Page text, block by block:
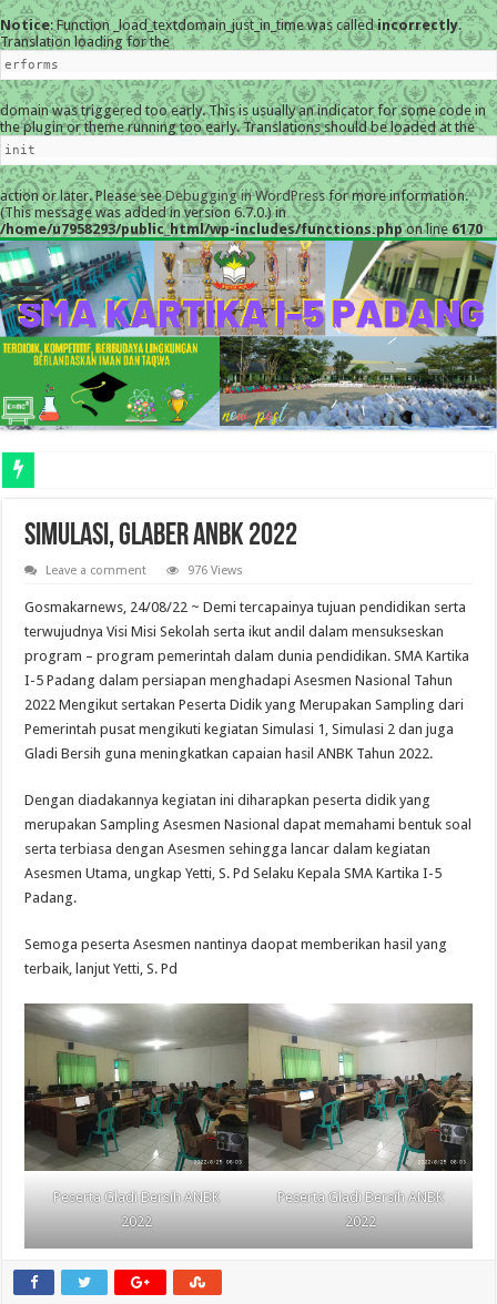
Notice: Function _load_textdomain_just_in_time was calledincorrectly.
Translation loading for the
erforms
domain was triggered too early. This is usually an indicator for some code in
the plugin or theme running too early. Translations should be loaded at the
init
action or later. Please seeDebugging in WordPressfor more information.
(This message was added in version 6.7.0.) in
/home/u7958293/public_html/wp-includes/functions.phpon line 6170
Simulasi, GLABER ANBK 2022
Leave a comment 976 Views
Gosmakarnews, 24/08/22 ~ Demi tercapainya tujuan pendidikan serta
terwujudnya Visi Misi Sekolah serta ikut andil dalam mensukseskan
program – program pemerintah dalam dunia pendidikan. SMA Kartika
I-5 Padang dalam persiapan menghadapi Asesmen Nasional Tahun
2022 Mengikut sertakan Peserta Didik yang Merupakan Sampling dari
Pemerintah pusat mengikuti kegiatan Simulasi 1, Simulasi 2 dan juga
Gladi Bersih guna meningkatkan capaian hasil ANBK Tahun 2022.
Dengan diadakannya kegiatan ini diharapkan peserta didik yang
merupakan Sampling Asesmen Nasional dapat memahami bentuk soal
serta terbiasa dengan Asesmen sehingga lancar dalam kegiatan
Asesmen Utama, ungkap Yetti, S. Pd Selaku Kepala SMA Kartika I-5
Padang.
Semoga peserta Asesmen nantinya daopat memberikan hasil yang
terbaik, lanjut Yetti, S. Pd
Peserta Gladi Bersih ANBK
2022
Peserta Gladi Bersih ANBK
2022